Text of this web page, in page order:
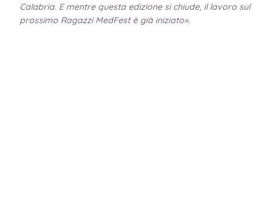
Calabria. E mentre questa edizione si chiude, il lavoro sul
prossimo Ragazzi MedFest è già iniziato».